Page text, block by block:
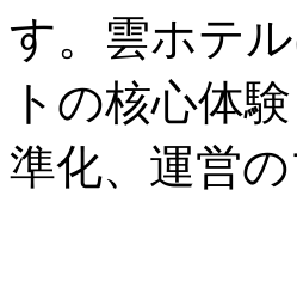
す。雲ホテ
トの核心体
準化、運営